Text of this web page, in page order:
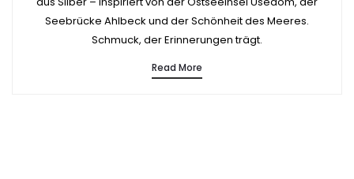
Seebrücke Ahlbeck und der Schönheit des Meeres.
Schmuck, der Erinnerungen trägt.
Read More